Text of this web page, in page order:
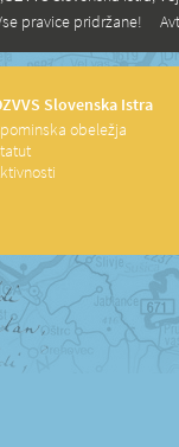
pravice pridržane!
Slovenska Istra
obeležja